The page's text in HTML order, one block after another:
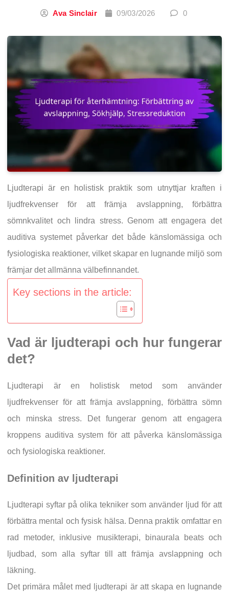
Ava Sinclair 09/03/2026 0
Ljudterapi är en holistisk praktik som utnyttjar kraften i
ljudfrekvenser för att främja avslappning, förbättra
sömnkvalitet och lindra stress. Genom att engagera det
auditiva systemet påverkar det både känslomässiga och
fysiologiska reaktioner, vilket skapar en lugnande miljö som
främjar det allmänna välbefinnandet.
Key sections in the article:
Vad är ljudterapi och hur fungerar
det?
Ljudterapi är en holistisk metod som använder
ljudfrekvenser för att främja avslappning, förbättra sömn
och minska stress. Det fungerar genom att engagera
kroppens auditiva system för att påverka känslomässiga
och fysiologiska reaktioner.
Definition av ljudterapi
Ljudterapi syftar på olika tekniker som använder ljud för att
förbättra mental och fysisk hälsa. Denna praktik omfattar en
rad metoder, inklusive musikterapi, binaurala beats och
ljudbad, som alla syftar till att främja avslappning och
läkning.
Det primära målet med ljudterapi är att skapa en lugnande